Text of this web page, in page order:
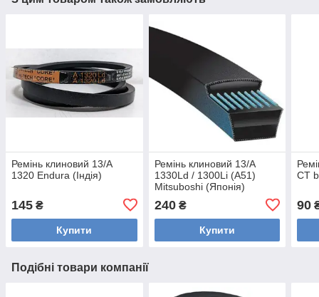
Ремінь клиновий 13/A
1320 Endura (Індія)
145 ₴
Купити
Ремінь клиновий 13/A
1330Ld / 1300Li (A51)
Mitsuboshi (Японія)
240₴
Купити
CT
90
Подібні товари компанії